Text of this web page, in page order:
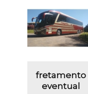
fretamento
eventual